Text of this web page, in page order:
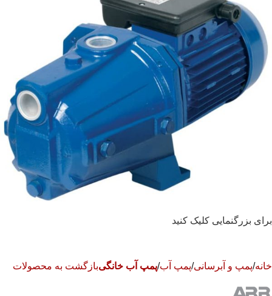
برای بزرگنمایی کلیک کنید
خانه پمپ و آبرسانی پمپ آب پمپ آب خانگیبازگشت به محصولات